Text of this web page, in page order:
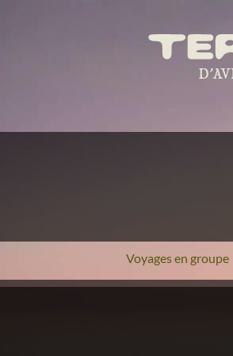
Voyages en groupe